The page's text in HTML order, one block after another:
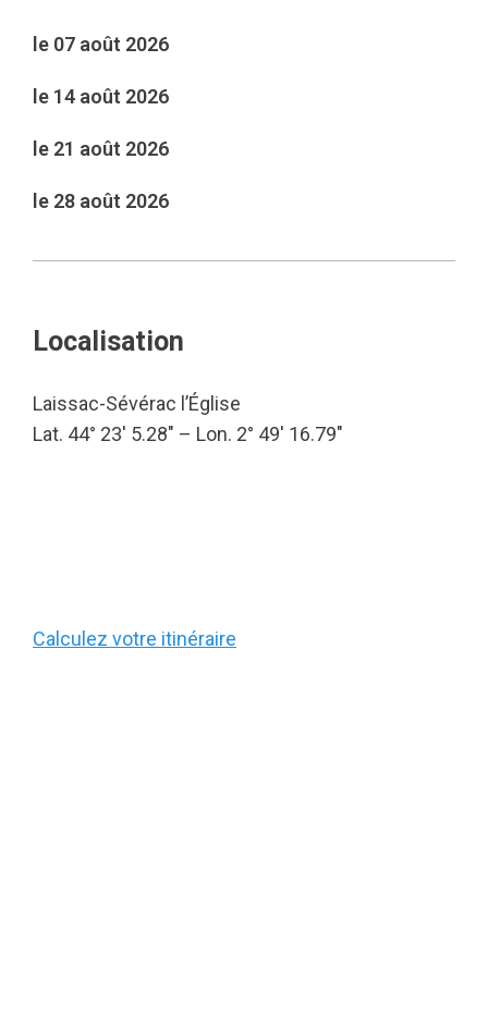
le 07 août 2026
le 14 août 2026
le 21 août 2026
le 28 août 2026
Localisation
Laissac-Sévérac l’Église
Lat. 44° 23′ 5.28″ – Lon. 2° 49′ 16.79″
Calculez votre itinéraire